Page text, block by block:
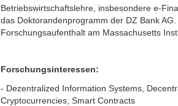
Betriebswirtschaftslehre, insbesondere e-
das Doktorandenprogramm der DZ Bank
Forschungsaufenthalt am Massachusetts
Forschungsinteressen:
- Dezentralized Information Systems,
Cryptocurrencies, Smart Contracts